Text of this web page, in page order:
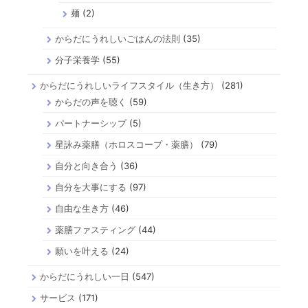
麺 (2)
からだにうれしいごはんの法則 (35)
分子栄養学 (55)
からだにうれしいライフスタイル（生き方）
(281)
からだの声を聴く
(59)
パートナーシップ(5)
星詠み薬膳（ホロスコープ・薬膳）
(79)
自分と向き合う (36)
自分を大事にする (97)
自由な生き方 (46)
薬膳ファスティング (44)
願いを叶える (24)
からだにうれしい一日 (547)
サービス (171)